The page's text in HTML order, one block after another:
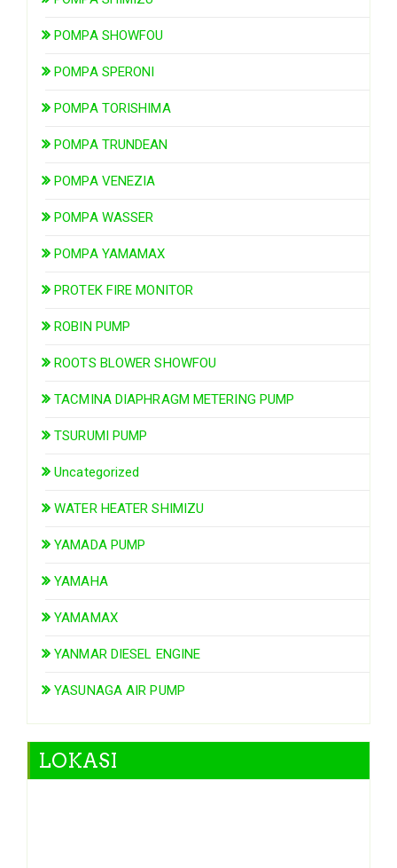
POMPA SHOWFOU
POMPA SPERONI
POMPA TORISHIMA
POMPA TRUNDEAN
POMPA VENEZIA
POMPA WASSER
POMPA YAMAMAX
PROTEK FIRE MONITOR
ROBIN PUMP
ROOTS BLOWER SHOWFOU
TACMINA DIAPHRAGM METERING PUMP
TSURUMI PUMP
Uncategorized
WATER HEATER SHIMIZU
YAMADA PUMP
YAMAHA
YAMAMAX
YANMAR DIESEL ENGINE
YASUNAGA AIR PUMP
LOKASI